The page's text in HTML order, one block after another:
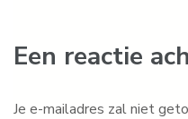
Een reactie
Je e-mailadres zal niet